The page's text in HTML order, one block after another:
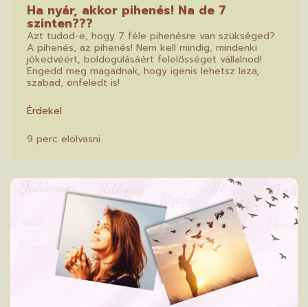
Ha nyár, akkor pihenés! Na de 7
szinten???
Azt tudod-e, hogy 7 féle pihenésre van szükséged?
A pihenés, az pihenés! Nem kell mindig, mindenki
jókedvéért, boldogulásáért felelősséget vállalnod!
Engedd meg magadnak, hogy igenis lehetsz laza,
szabad, önfeledt is!
Érdekel
9 perc elolvasni